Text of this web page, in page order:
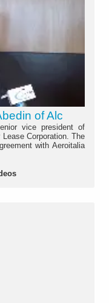
of Alc
vice president of
Corporation. The
with Aeroitalia